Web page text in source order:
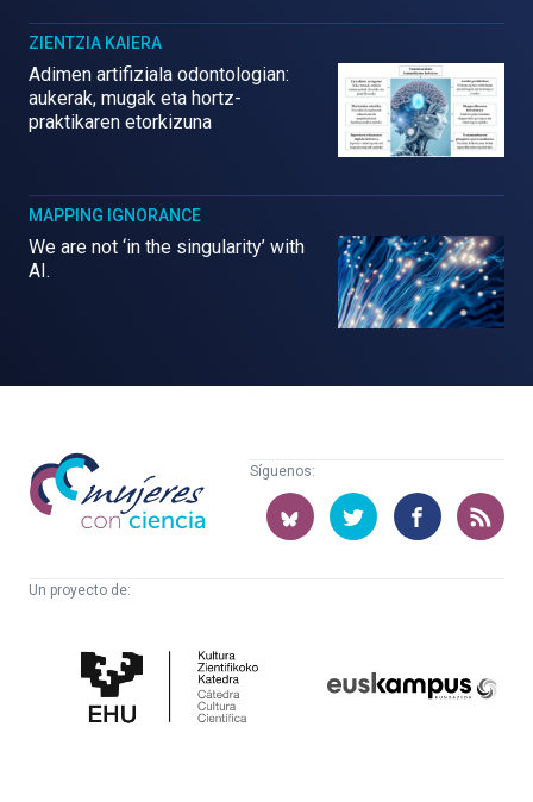
ZIENTZIA KAIERA
Adimen artifiziala odontologian:
aukerak, mugak eta hortz-
praktikaren etorkizuna
MAPPING IGNORANCE
We are not ‘in the singularity’ with
AI.
Mujeres
con
ciencia
Síguenos:
Un proyecto de:
Cultura
Científica